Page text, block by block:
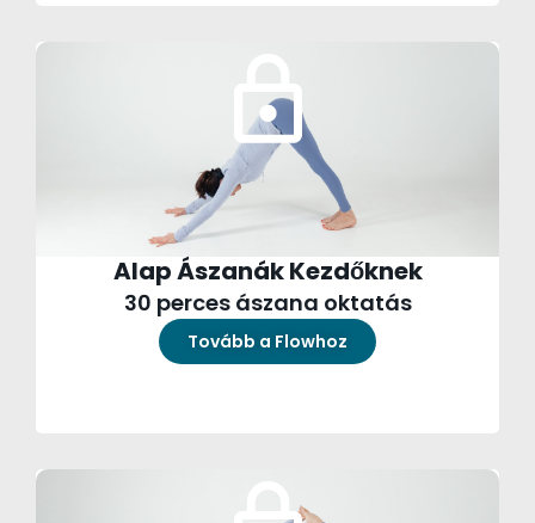
Alap Ászanák Kezdőknek
30 perces ászana oktatás
Tovább a Flowhoz